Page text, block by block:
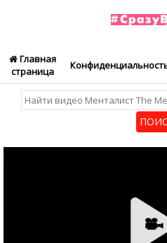
Главная
страница